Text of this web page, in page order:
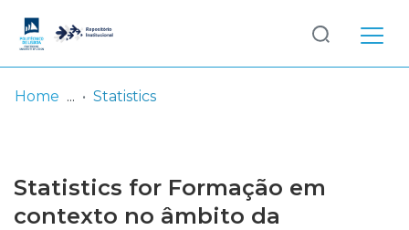
Browse repository
Log
In
Home Statistics
Statistics for Formação em
contexto no âmbito da